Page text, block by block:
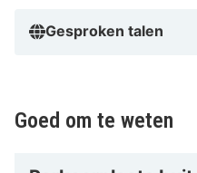
Gesproken talen
Goed om te weten